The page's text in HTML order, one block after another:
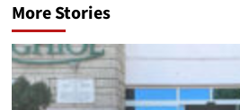
More Stories